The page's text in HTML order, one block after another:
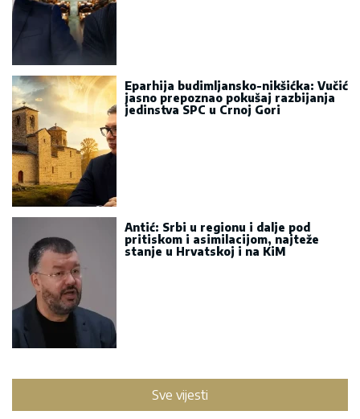
Eparhija budimljansko-nikšićka: Vučić
jasno prepoznao pokušaj razbijanja
jedinstva SPC u Crnoj Gori
Antić: Srbi u regionu i dalje pod
pritiskom i asimilacijom, najteže
stanje u Hrvatskoj i na KiM
Sve vijesti